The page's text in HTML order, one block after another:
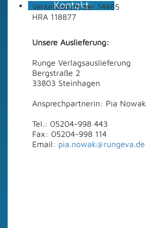
Kontakt
Verkehrsnummer 14465
HRA 118877
Unsere Auslieferung:
Runge Verlagsauslieferung
Bergstraße 2
33803 Steinhagen
Ansprechpartnerin: Pia Nowak
Tel.: 05204-998 443
Fax: 05204-998 114
Email: pia.nowak@rungeva.de